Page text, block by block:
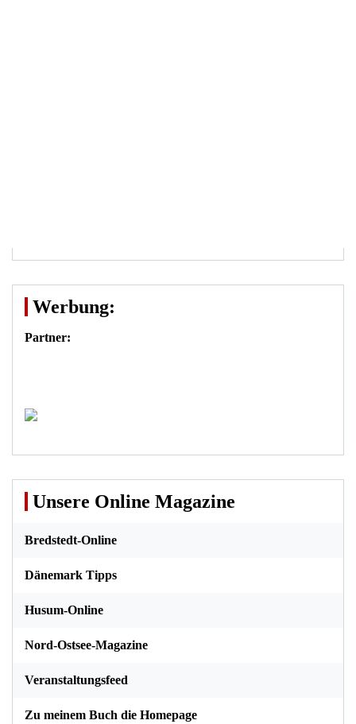
Werbung:
Partner:
Unsere Online Magazine
Bredstedt-Online
Dänemark Tipps
Husum-Online
Nord-Ostsee-Magazine
Veranstaltungsfeed
Zu meinem Buch die Homepage